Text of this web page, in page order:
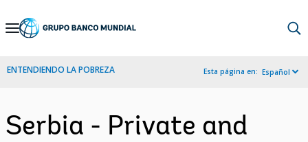
Skip
Navigation
ENTENDIENDO LA POBREZA Esta página en: Español
Serbia - Private and